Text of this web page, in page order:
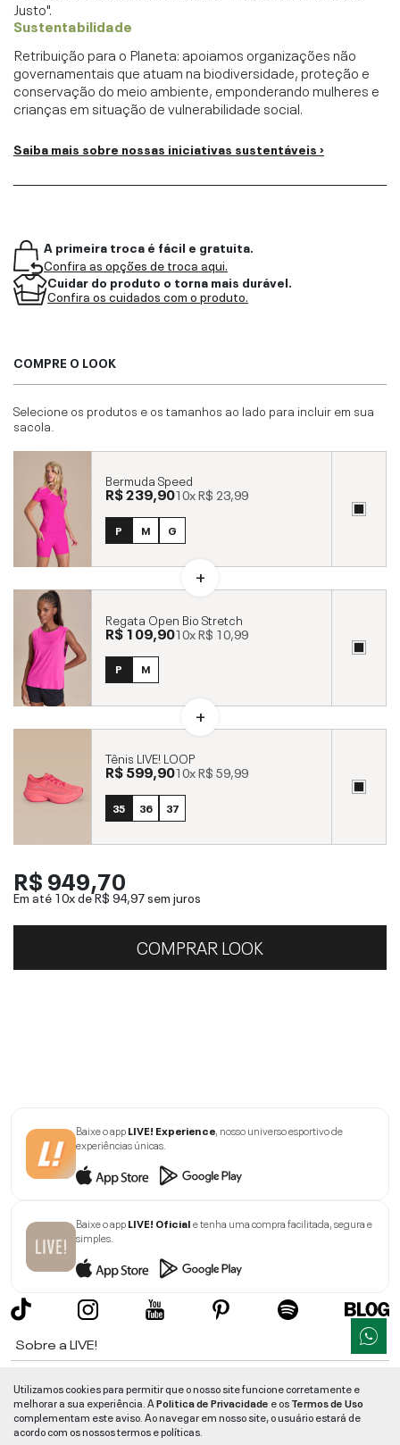
Justo".
Sustentabilidade
Retribuição para o Planeta: apoiamos organizações não
governamentais que atuam na biodiversidade, proteção e
conservação do meio ambiente, emponderando mulheres e
crianças em situação de vulnerabilidade social.
Saiba mais sobre nossas iniciativas sustentáveis ›
A primeira troca é fácil e gratuita.
Confira as opções de troca aqui.
Cuidar do produto o torna mais durável.
Confira os cuidados com o produto.
COMPRE O LOOK
Selecione os produtos e os tamanhos ao lado para incluir em sua
sacola.
Bermuda Speed
R$ 239,9010xR$ 23,99
P M G
Regata Open Bio Stretch
R$ 109,9010xR$ 10,99
P M
Tênis LIVE! LOOP
R$ 599,9010xR$ 59,99
35 36 37
R$ 949,70
Em até 10x deR$ 94,97sem juros
COMPRAR LOOK
Baixe o appLIVE! Experience, nosso universo esportivo de
experiências únicas.
Baixe o appLIVE! Oficiale tenha uma compra facilitada, segura e
simples.
Sobre a LIVE!
Informações
Utilizamos cookies para permitir que o nosso site funcione corretamente e
melhorar a sua experiência. APolitica de Privacidade e osTermos de Uso
complementam este aviso. Ao navegar em nosso site, o usuário estará de
acordo com os nossos termos e políticas.